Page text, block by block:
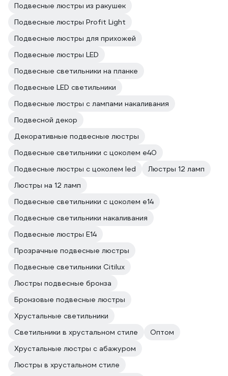
Подвесные люстры из ракушек
Подвесные люстры Profit Light
Подвесные люстры для прихожей
Подвесные люстры LED
Подвесные светильники на планке
Подвесные LED светильники
Подвесные люстры с лампами накаливания
Подвесной декор
Декоративные подвесные люстры
Подвесные светильники с цоколем e40
Подвесные люстры с цоколем led
Люстры 12 ламп
Люстры на 12 ламп
Подвесные светильники с цоколем e14
Подвесные светильники накаливания
Подвесные люстры E14
Прозрачные подвесные люстры
Подвесные светильники Citilux
Люстры подвесные бронза
Бронзовые подвесные люстры
Хрустальные светильники
Светильники в хрустальном стиле
Оптом
Хрустальные люстры с абажуром
Люстры в хрустальном стиле